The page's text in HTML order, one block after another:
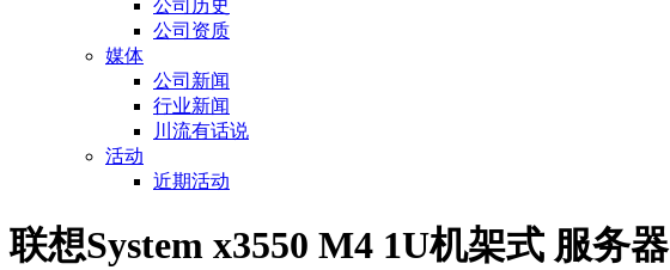
公司历史
公司资质
媒体
公司新闻
行业新闻
川流有话说
活动
近期活动
联想System x3550 M4 1U机架式 服务器